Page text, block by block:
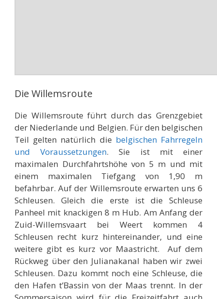
Die Willemsroute
Die Willemsroute führt durch das Grenzgebiet
der Niederlande und Belgien. Für den belgischen
Teil gelten natürlich die belgischen Fahrregeln
und Voraussetzungen. Sie ist mit einer
maximalen Durchfahrtshöhe von 5 m und mit
einem maximalen Tiefgang von 1,90 m
befahrbar. Auf der Willemsroute erwarten uns 6
Schleusen. Gleich die erste ist die Schleuse
Panheel mit knackigen 8 m Hub. Am Anfang der
Zuid-Willemsvaart bei Weert kommen 4
Schleusen recht kurz hintereinander, und eine
weitere gibt es kurz vor Maastricht. Auf dem
Rückweg über den Julianakanal haben wir zwei
Schleusen. Dazu kommt noch eine Schleuse, die
den Hafen t’Bassin von der Maas trennt. In der